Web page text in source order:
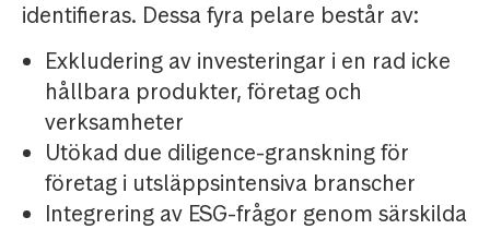
identifieras. Dessa fyra pelare består av:
Exkludering av investeringar i en rad icke
hållbara produkter, företag och
verksamheter
Utökad due diligence-granskning för
företag i utsläppsintensiva branscher
Integrering av ESG-frågor genom särskilda